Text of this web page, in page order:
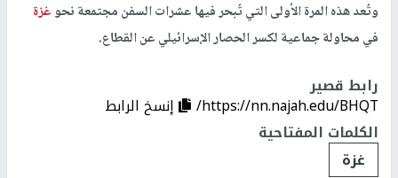
وتُعد هذه المرة الأولى التي تُبحر فيها عشرات السفن مجتمعة نحوغزة
في محاولة جماعية لكسر الحصار الإسرائيلي عن القطاع.
رابط قصير
https://nn.najah.edu/BHQT/
إنسخ الرابط
الكلمات المفتاحية
غزة